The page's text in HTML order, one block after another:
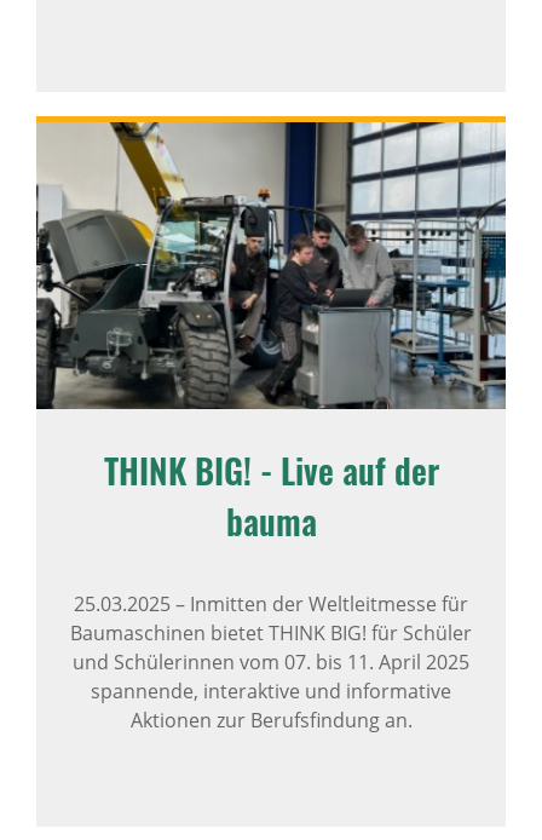
THINK BIG! - Live auf der
bauma
25.03.2025– Inmitten der Weltleitmesse für
Baumaschinen bietet THINK BIG! für Schüler
und Schülerinnen vom 07. bis 11. April 2025
spannende, interaktive und informative
Aktionen zur Berufsfindung an.